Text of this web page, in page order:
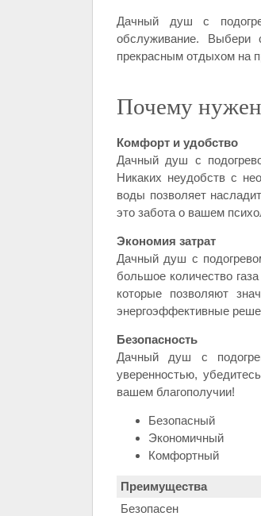
Дачный душ с
обслуживание. Выбери
прекрасным отдыхом на
Почему
Комфорт и удобство
Дачный душ с
Никаких неудобств с
воды позволяет
это забота о вашем
Экономия затрат
Дачный душ с
большое количество
которые позволяют
энергоэффективные
Безопасность
Дачный душ с
уверенностью,
вашем благополучии!
Безопасный
Экономичный
Комфортный
Преимущества
Безопасен